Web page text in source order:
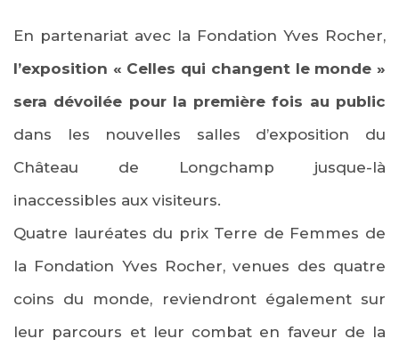
En partenariat avec la Fondation Yves Rocher,
l’exposition « Celles qui changent le monde »
sera dévoilée pour la première fois au public
dans les nouvelles salles d’exposition du
Château de Longchamp jusque-là
inaccessibles aux visiteurs.
Quatre lauréates du prix Terre de Femmes de
la Fondation Yves Rocher, venues des quatre
coins du monde, reviendront également sur
leur parcours et leur combat en faveur de la